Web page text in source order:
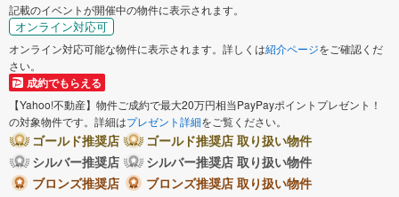
記載のイベントが開催中の物件に表示されます。
オンライン対応可
オンライン対応可能な物件に表示されます。詳しくは紹介ページをご確認くだ
さい。
成約でもらえる
【Yahoo!不動産】物件ご成約で最大20万円相当PayPayポイントプレゼント！
の対象物件です。詳細はプレゼント詳細をご覧ください。
ゴールド推奨店
ゴールド推奨店 取り扱い物件
シルバー推奨店
シルバー推奨店 取り扱い物件
ブロンズ推奨店
ブロンズ推奨店 取り扱い物件